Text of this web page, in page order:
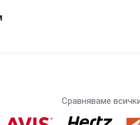
Сравняваме